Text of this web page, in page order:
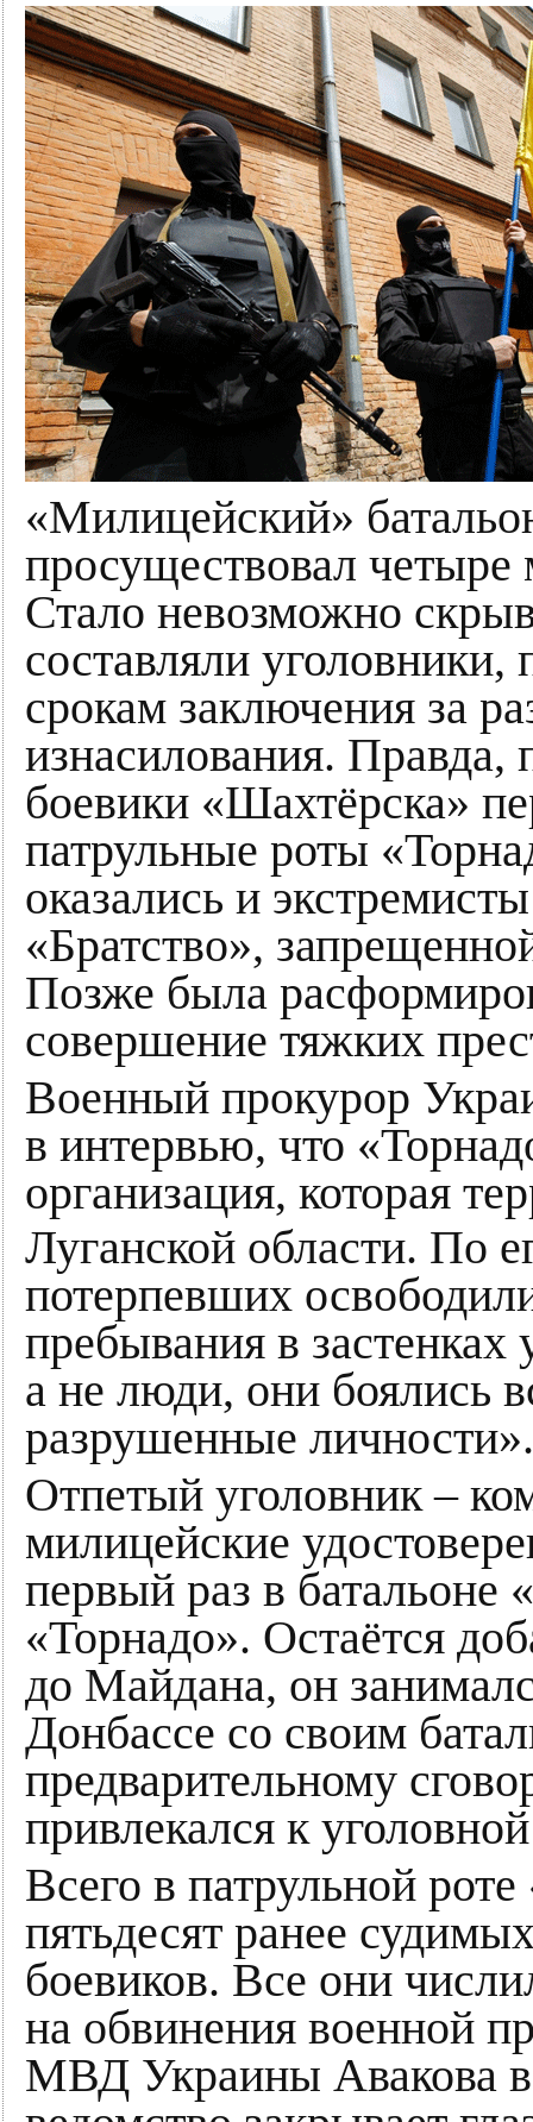
«Милицейский»
просуществовал
Стало невозможно
составляли
срокам заключения за
изнасилования. Правда,
боевики «Шахтёрска»
патрульные роты
оказались и
«Братство»,
Позже была
совершение тяжких
Военный прокурор
в интервью, что
организация, которая
Луганской области. По
потерпевших
пребывания в
а не люди, они боялись
разрушенные личности».
Отпетый уголовник –
милицейские
первый раз в батальоне
«Торнадо». Остаётся
до Майдана, он
Донбассе со своим
предварительному
привлекался к
Всего в патрульной
пятьдесят ранее
боевиков. Все они
на обвинения военной
МВД Украины Авакова в